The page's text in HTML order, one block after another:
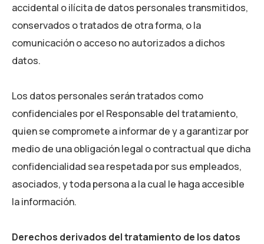
accidental o ilícita de datos personales transmitidos,
conservados o tratados de otra forma, o la
comunicación o acceso no autorizados a dichos
datos.
Los datos personales serán tratados como
confidenciales por el Responsable del tratamiento,
quien se compromete a informar de y a garantizar por
medio de una obligación legal o contractual que dicha
confidencialidad sea respetada por sus empleados,
asociados, y toda persona a la cual le haga accesible
la información.
Derechos derivados del tratamiento de los datos